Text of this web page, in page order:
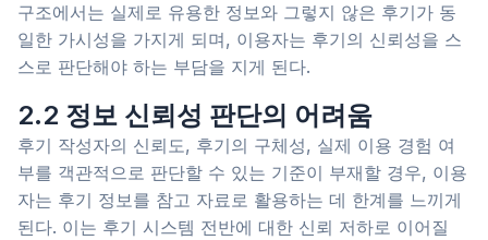
구조에서는 실제로 유용한 정보와 그렇지 않은 후기가 동
일한 가시성을 가지게 되며, 이용자는 후기의 신뢰성을 스
스로 판단해야 하는 부담을 지게 된다.
2.2 정보 신뢰성 판단의 어려움
후기 작성자의 신뢰도, 후기의 구체성, 실제 이용 경험 여
부를 객관적으로 판단할 수 있는 기준이 부재할 경우, 이용
자는 후기 정보를 참고 자료로 활용하는 데 한계를 느끼게
된다. 이는 후기 시스템 전반에 대한 신뢰 저하로 이어질